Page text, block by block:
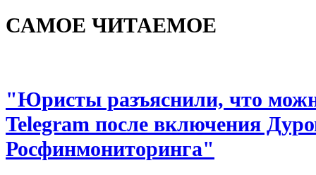
САМОЕ ЧИТАЕМОЕ
"Юристы разъяснили, что
Telegram после включения
Росфинмониторинга"